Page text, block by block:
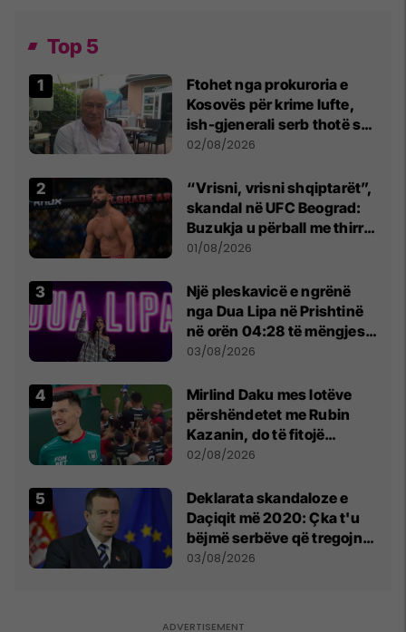
Top 5
Ftohet nga prokuroria e
Kosovës për krime lufte,
ish-gjenerali serb thotë se
dikush e tradhtoi në
02/08/2026
“Vrisni, vrisni shqiptarët”,
skandal në UFC Beograd:
Buzukja u përball me thirrje
anti-shqiptare nga
01/08/2026
Një pleskavicë e ngrënë
nga Dua Lipa në Prishtinë
në orën 04:28 të mëngjesit
- dhe bota digjitale serbe
03/08/2026
Mirlind Daku mes lotëve
përshëndetet me Rubin
Kazanin, do të fitojë
miliona te Spartak Moska
02/08/2026
​Deklarata skandaloze e
Daçiqit më 2020: Çka t'u
bëjmë serbëve që tregojnë
ku janë varrosur shqiptarët
03/08/2026